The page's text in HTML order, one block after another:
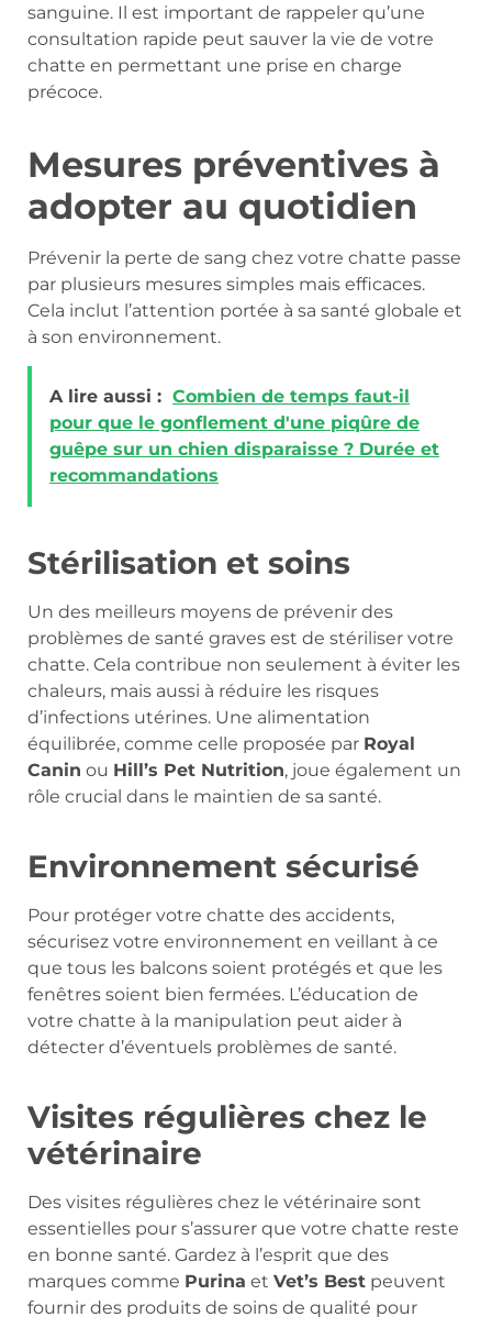
sanguine. Il est important de rappeler qu’une
consultation rapide peut sauver la vie de votre
chatte en permettant une prise en charge
précoce.
Mesures préventives à
adopter au quotidien
Prévenir la perte de sang chez votre chatte passe
par plusieurs mesures simples mais efficaces.
Cela inclut l’attention portée à sa santé globale et
à son environnement.
A lire aussi : Combien de temps faut-il
pour que le gonflement d'une piqûre de
guêpe sur un chien disparaisse ? Durée et
recommandations
Stérilisation et soins
Un des meilleurs moyens de prévenir des
problèmes de santé graves est de stériliser votre
chatte. Cela contribue non seulement à éviter les
chaleurs, mais aussi à réduire les risques
d’infections utérines. Une alimentation
équilibrée, comme celle proposée par Royal
Canin ou Hill’s Pet Nutrition, joue également un
rôle crucial dans le maintien de sa santé.
Environnement sécurisé
Pour protéger votre chatte des accidents,
sécurisez votre environnement en veillant à ce
que tous les balcons soient protégés et que les
fenêtres soient bien fermées. L’éducation de
votre chatte à la manipulation peut aider à
détecter d’éventuels problèmes de santé.
Visites régulières chez le
vétérinaire
Des visites régulières chez le vétérinaire sont
essentielles pour s’assurer que votre chatte reste
en bonne santé. Gardez à l’esprit que des
marques comme Purina et Vet’s Best peuvent
fournir des produits de soins de qualité pour